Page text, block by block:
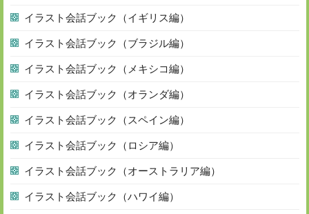
イラスト会話ブック（イギリス編）
イラスト会話ブック（ブラジル編）
イラスト会話ブック（メキシコ編）
イラスト会話ブック（オランダ編）
イラスト会話ブック（スペイン編）
イラスト会話ブック（ロシア編）
イラスト会話ブック（オーストラリア編）
イラスト会話ブック（ハワイ編）